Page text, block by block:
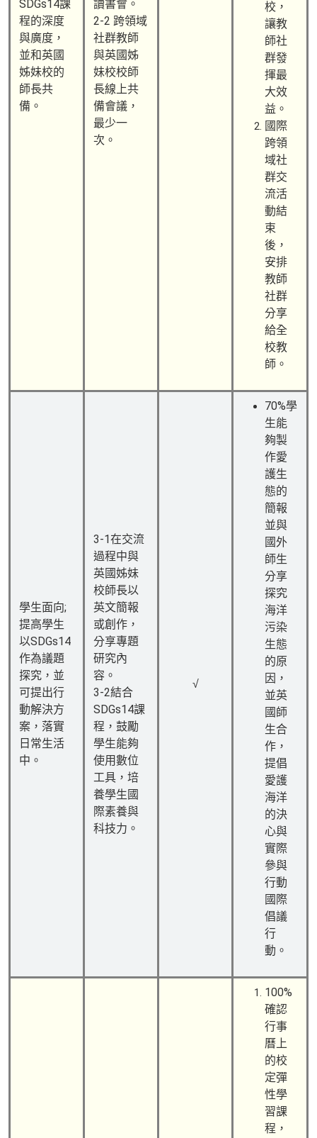
SDGs14課
程的深度
與廣度，
並和英國
姊妹校的
師長共
備。
讀書會。
2-2 跨領域
社群教師
與英國姊
妹校校師
長線上共
備會議，
最少一
次。
校，
讓教
師社
群發
揮最
大效
益。
國際
跨領
域社
群交
流活
動結
束
後，
安排
教師
社群
分享
給全
校教
師。
學生面向;
提高學生
以SDGs14
作為議題
探究，並
可提出行
動解決方
案，落實
日常生活
中。
3-1在交流
過程中與
英國姊妹
校師長以
英文簡報
或創作，
分享專題
研究內
容。
3-2結合
SDGs14課
程，鼓勵
學生能夠
使用數位
工具，培
養學生國
際素養與
科技力。
√
70%學
生能
夠製
作愛
護生
態的
簡報
並與
國外
師生
分享
探究
海洋
污染
生態
的原
因，
並英
國師
生合
作，
提倡
愛護
海洋
的決
心與
實際
參與
行動
國際
倡議
行
動。
100%
確認
行事
曆上
的校
定彈
性學
習課
程，